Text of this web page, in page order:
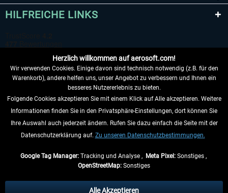
HILFREICHE LINKS
VERTRAG WIDERRUFEN
INFORMATIONEN
anders beschrieben.
Herzlich willkommen auf aerosoft.com!
Wir verwenden Cookies. Einige davon sind technisch notwendig (z.B. für den
Warenkorb), andere helfen uns, unser Angebot zu verbessern und Ihnen ein
besseres Nutzererlebnis zu bieten.
Folgende Cookies akzeptieren Sie mit einem Klick auf Alle akzeptieren. Weitere
Informationen finden Sie in den Privatsphäre-Einstellungen, dort können Sie
Ihre Auswahl auch jederzeit ändern. Rufen Sie dazu einfach die Seite mit der
Datenschutzerklärung auf. Zu unseren Datenschutzbestimmungen.
Google Tag Manager:Tracking und Analyse , Meta Pixel:Sonstiges ,
OpenStreetMap: Sonstiges
Alle Akzeptieren